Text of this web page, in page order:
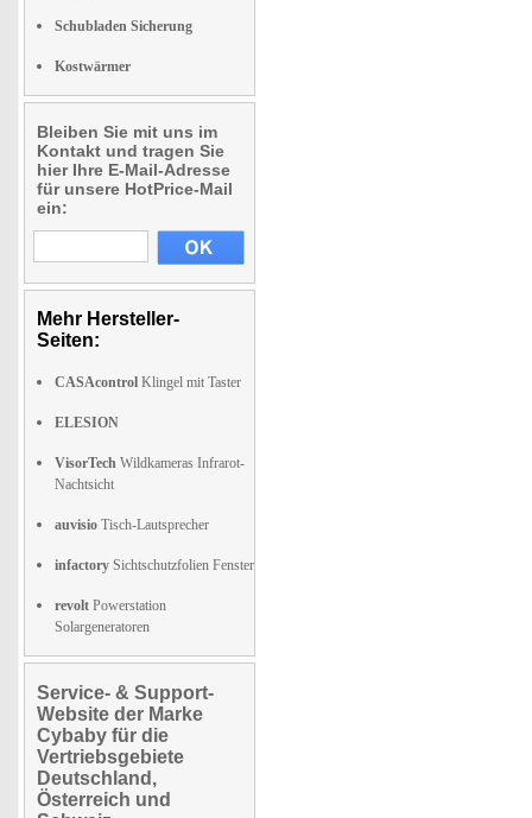
Schubladen Sicherung
Kostwärmer
Bleiben Sie mit uns im
Kontakt und tragen Sie
hier Ihre E-Mail-Adresse
für unsere HotPrice-Mail
ein:
Mehr Hersteller-
Seiten:
CASAcontrol Klingel mit Taster
ELESION
VisorTech Wildkameras Infrarot-
Nachtsicht
auvisio Tisch-Lautsprecher
infactory Sichtschutzfolien Fenster
revolt Powerstation
Solargeneratoren
Service- & Support-
Website der Marke
Cybaby für die
Vertriebsgebiete
Deutschland,
Österreich und